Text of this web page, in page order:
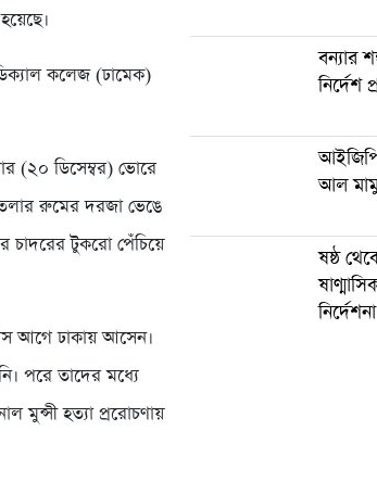
কলেজ (ঢামেক)
(২০ ডিসেম্বর) ভোরে
রুমের দরজা ভেঙে
চাদরের টুকরো পেঁচিয়ে
আগে ঢাকায় আসেন।
পরে তাদের মধ্যে
মুন্সী হত্যা প্ররোচণায়
বন্যার
নির্দেশ
আল
ষষ্ঠ
নির্দেশনা